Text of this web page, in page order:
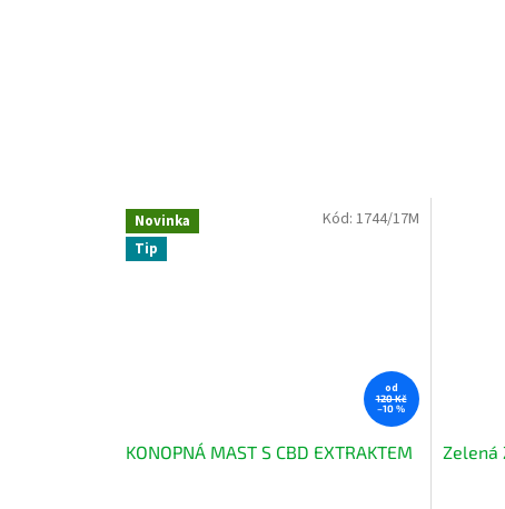
Novinka
Tip
od
120 Kč
–10 %
KONOPNÁ MAST S CBD EXTRAKTEM
Kód: 1744/17M
Zelená